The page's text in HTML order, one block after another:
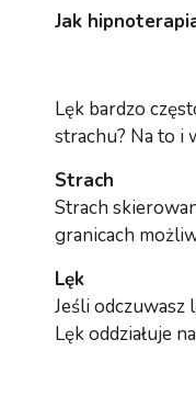
Jak
Lęk bardzo
strachu? Na to i
Strach
Strach
granicach
Lęk
Jeśli odczuwasz
Lęk oddziałuje